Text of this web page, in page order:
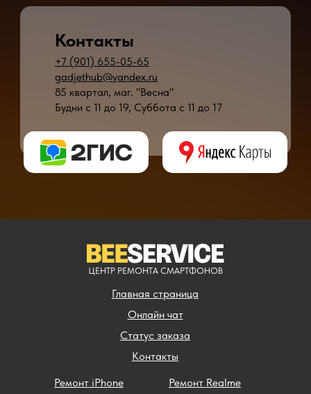
+7 (901) 655-05-65
gadjethub@yandex.ru
85 квартал, маг. "Весна"
Будни с 11 до 19, Суббота с 11 до 17
Контакты
Главная страница
Контакты
Статус заказа
Ремонт iPhone Ремонт Realme
* - время ремонта может меняться в зависимости от модели устройства и
Онлайн чат
ЦЕНТР РЕМОНТА СМАРТФОНОВ